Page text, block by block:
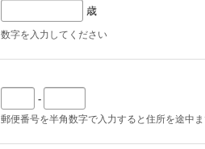
歳
数字を入力してください
-
郵便番号を半角数字で入力すると住所を途中ま